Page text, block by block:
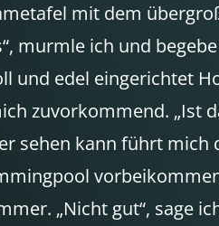
mit dem
murmle ich und
edel eingerichtet
zuvorkommend. „Ist
sehen kann führt
„Nicht gut“, sage